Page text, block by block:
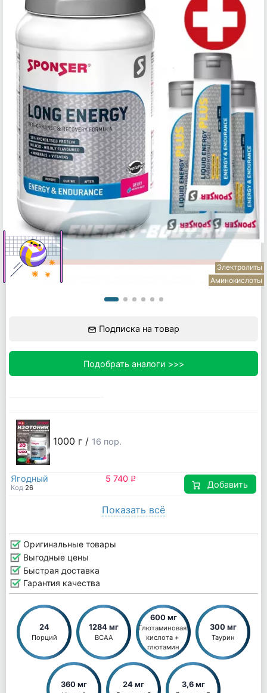
Электролиты
Аминокислоты
Подписка на товар
Подобрать аналоги >>>
1000 г/ 16 пор.
Ягодный
Код26
5 740 q
Добавить
Показать всё
Оригинальные товары
Выгодные цены
Быстрая доставка
Гарантия качества
24
Порций
1284 мг
BCAA
600 мг
Глютаминовая
кислота +
глютамин
300 мг
Таурин
360 мг 24 мг 3,6 мг